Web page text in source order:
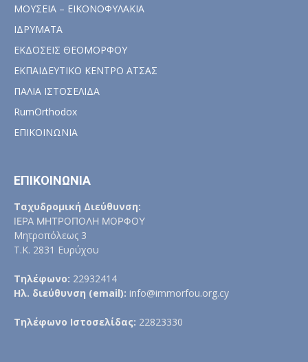
ΜΟΥΣΕΙΑ – ΕΙΚΟΝΟΦΥΛΑΚΙΑ
ΙΔΡΥΜΑΤΑ
ΕΚΔΟΣΕΙΣ ΘΕΟΜΟΡΦΟΥ
ΕΚΠΑΙΔΕΥΤΙΚΟ ΚΕΝΤΡΟ ΑΤΣΑΣ
ΠΑΛΙΑ ΙΣΤΟΣΕΛΙΔΑ
RumOrthodox
ΕΠΙΚΟΙΝΩΝΙΑ
ΕΠΙΚΟΙΝΩΝΙΑ
Ταχυδρομική Διεύθυνση:
ΙΕΡΑ ΜΗΤΡΟΠΟΛΗ ΜΟΡΦΟΥ
Μητροπόλεως 3
Τ.Κ. 2831 Ευρύχου
Τηλέφωνο: 22932414
Ηλ. διεύθυνση (email): info@immorfou.org.cy
Τηλέφωνο Ιστοσελίδας: 22823330